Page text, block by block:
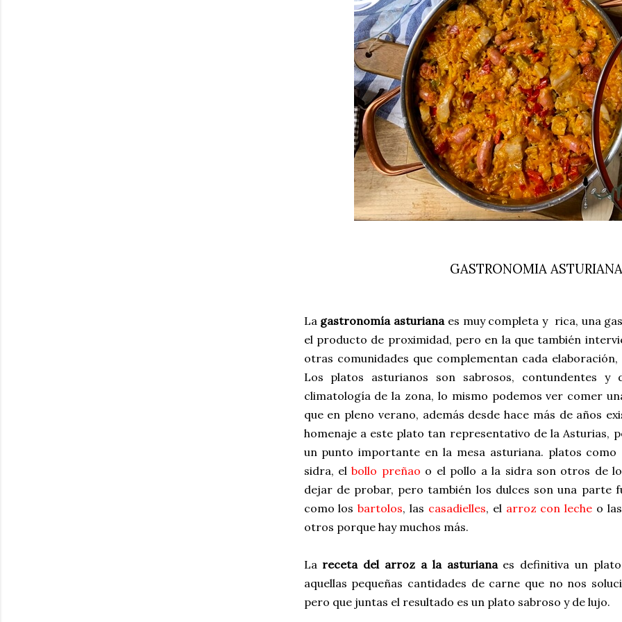
GASTRONOMIA ASTURIANA
La gastronomía asturianaes muy completa y rica, una
el producto de proximidad, pero en la que también
otras comunidades que complementan cada
Los platos asturianos son sabrosos, contundentes y
climatología de la zona, lo mismo podemos ver comer
que en pleno verano, además desde hace más de años
homenaje a este plato tan representativo de la Asturias,
un punto importante en la mesa asturiana. platos
sidra, elbollo preñao o el pollo a la sidra son otros de
dejar de probar, pero también los dulces son una parte
como losbartolos, las casadielles, el arroz con leche o
otros porque hay muchos más.
La receta del arroz a la asturianaes definitiva un
aquellas pequeñas cantidades de carne que no nos
pero que juntas el resultado es un plato sabroso y de lujo.